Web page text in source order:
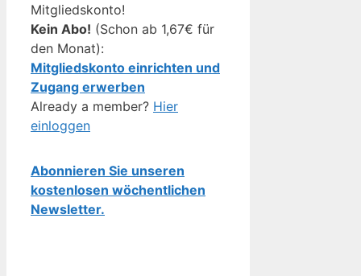
Mitgliedskonto!
Kein Abo! (Schon ab 1,67€ für
den Monat):
Mitgliedskonto einrichten und
Zugang erwerben
Already a member? Hier
einloggen
Abonnieren Sie unseren
kostenlosen wöchentlichen
Newsletter.